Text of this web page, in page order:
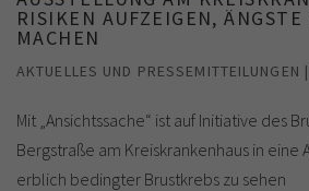
RISIKEN AUFZEIGEN,
MACHEN
AKTUELLES UND
Mit „Ansichtssache“ ist auf Initiative des
Bergstraße am Kreiskrankenhaus in eine
erblich bedingter Brustkrebs zu sehen